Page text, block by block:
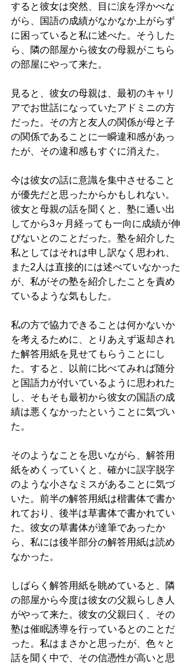
すると彼女は突然、目に涙を浮かべな
がら、国語の成績がなかなか上がらず
に困っていると私に述べた。そうした
ら、隣の部屋から彼女の母親がこちら
の部屋にやって来た。
見ると、彼女の母親は、最初のキャリ
アでお世話になっていたアドミニの方
だった。その方と友人の関係が母と子
の関係であることに一瞬違和感があっ
たが、その違和感もすぐに消えた。
今は彼女の話に意識を集中させること
が優先だと思ったからかもしれない。
彼女と母親の話を聞くと、塾に通い出
してから3ヶ月経っても一向に成績が伸
びないとのことだった。塾を紹介した
私としてはそれは申し訳なく思われ、
また2人は直接的には述べていなかった
が、私がその塾を紹介したことを責め
ているような気もした。
私の方で協力できることは何かないか
を考えるために、とりあえず返却され
た解答用紙を見せてもらうことにし
た。すると、以前に比べてみれば随分
と国語力が付いているように思われた
し、そもそも最初から彼女の国語の成
績は悪くなかったということに気づい
た。
そのようなことを思いながら、解答用
紙をめくっていくと、確かに誤字脱字
のような小さなミスがあることに気づ
いた。前半の解答用紙は楷書体で書か
れており、後半は草書体で書かれてい
た。彼女の草書体が達筆であったか
ら、私には後半部分の解答用紙は読め
なかった。
しばらく解答用紙を眺めていると、隣
の部屋から今度は彼女の父親らしき人
がやって来た。彼女の父親曰く、その
塾は催眠誘導を行っているとのことだ
った。私はまさかと思ったが、色々と
話を聞く中で、その信憑性が高いと思